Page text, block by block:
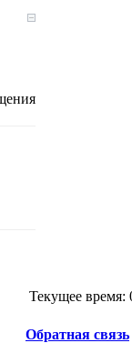
Текущее время:
Обратная связь